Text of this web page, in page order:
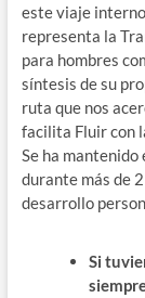
este viaje
representa la
para hombres
síntesis de su
ruta que nos
facilita Fluir con
Se ha mantenido
durante más de
desarrollo
Si